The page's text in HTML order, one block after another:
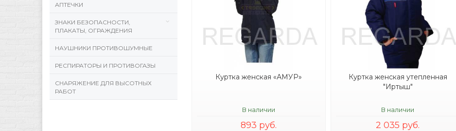
АПТЕЧКИ
ЗНАКИ БЕЗОПАСНОСТИ,
ПЛАКАТЫ, ОГРАЖДЕНИЯ
НАУШНИКИ ПРОТИВОШУМНЫЕ
РЕСПИРАТОРЫ И ПРОТИВОГАЗЫ
СНАРЯЖЕНИЕ ДЛЯ ВЫСОТНЫХ
РАБОТ
Куртка женская «АМУР»
В наличии
893 руб.
Куртка женская утепленная
"Иртыш"
В наличии
2 035 руб.